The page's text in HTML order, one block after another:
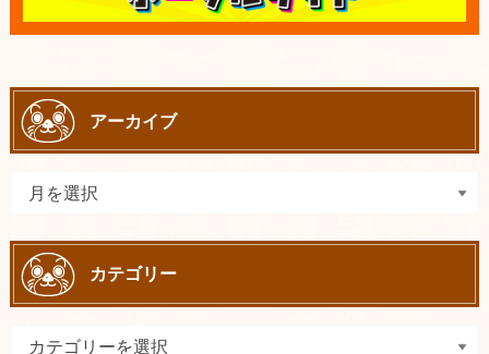
アーカイブ
カテゴリー